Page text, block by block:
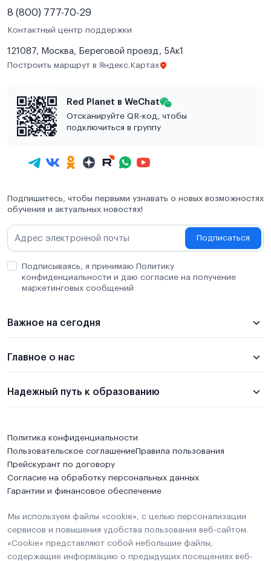
8 (800) 777-70-29
Контактный центр поддержки
121087, Москва, Береговой проезд, 5Ак1
Построить маршрут в Яндекс.Картах
Red Planet в WeChat
Отсканируйте QR-код, чтобы
подключиться в группу
Подпишитесь, чтобы первыми узнавать о новых возможностях
обучения и актуальных новостях!
Подписаться
Подписываясь, я принимаю Политику
конфиденциальности и даю согласие на получение
маркетинговых сообщений
Важное на сегодня
Главное о нас
Надежный путь к образованию
Политика конфиденциальности
Пользовательское соглашениеПравила пользования
Прейскурант по договору
Согласие на обработку персональных данных
Гарантии и финансовое обеспечение
Мы используем файлы «cookie», с целью персонализации
сервисов и повышения удобства пользования веб-сайтом.
«Cookie» представляют собой небольшие файлы,
содержащие информацию о предыдущих посещениях веб-